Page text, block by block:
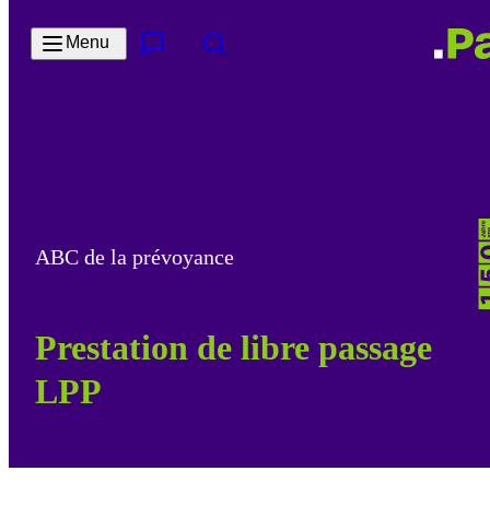
Menu
ABC de la prévoyance
Prestation de libre passage
LPP